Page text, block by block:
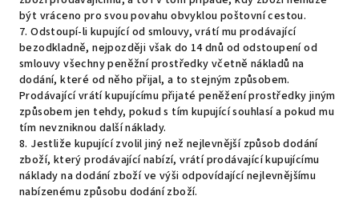
být vráceno pro svou povahu obvyklou poštovní cestou.
7. Odstoupí-li kupující od smlouvy, vrátí mu prodávající
bezodkladně, nejpozději však do 14 dnů od odstoupení od
smlouvy všechny peněžní prostředky včetně nákladů na
dodání, které od něho přijal, a to stejným způsobem.
Prodávající vrátí kupujícímu přijaté peněžení prostředky jiným
způsobem jen tehdy, pokud s tím kupující souhlasí a pokud mu
tím nevzniknou další náklady.
8. Jestliže kupující zvolil jiný než nejlevnější způsob dodání
zboží, který prodávající nabízí, vrátí prodávající kupujícímu
náklady na dodání zboží ve výši odpovídající nejlevnějšímu
nabízenému způsobu dodání zboží.